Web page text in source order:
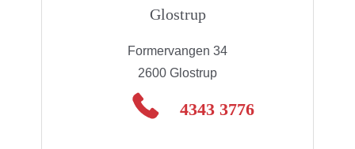
Glostrup
Formervangen 34
2600 Glostrup
4343 3776